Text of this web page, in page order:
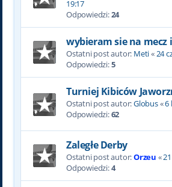
19:17
Odpowiedzi:24
wybieram sie na mecz
Ostatni post autor: Meti«24
Odpowiedzi:5
Turniej Kibiców
Ostatni post autor:Globus«6
Odpowiedzi:62
Zaległe Derby
Ostatni post autor:Orzeu «
Odpowiedzi:4